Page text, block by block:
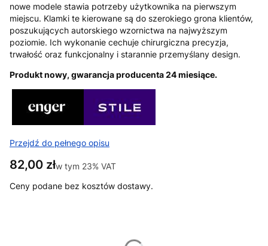
nowe modele stawia potrzeby użytkownika na pierwszym
miejscu. Klamki te kierowane są do szerokiego grona klientów,
poszukujących autorskiego wzornictwa na najwyższym
poziomie. Ich wykonanie cechuje chirurgiczna precyzja,
trwałość oraz funkcjonalny i starannie przemyślany design.
Produkt nowy, gwarancja producenta 24 miesiące.
Przejdź do pełnego opisu
Cena
82,00 złw tym 23% VAT
w tym 23% VAT
Ceny podane bez kosztów dostawy.